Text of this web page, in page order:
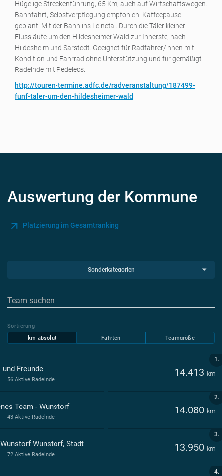
Hügelige Streckenführung, 65 Km, auch auf Wirtschaftswegen.
Bahnfahrt, Selbstverpflegung empfohlen. Kaffeepause
geplant. Mit der Bahn ins Leinetal. Durch die Täler kleiner
Flussläufe um den Hildesheimer Wald zur Innerste, nach
Hildesheim und Sarstedt. Geeignet für Radfahrer/innen mit
Kondition und Fahrrad ohne Unterstützung und für gemäßigt
Radelnde mit Pedelecs.
http://touren-termine.adfc.de/radveranstaltung/187499-
funf-taler-um-den-hildesheimer-wald
Auswertung der Kommune
Platzierung im Gesamtranking
Sonderkategorien
Sortierung
km absolut
Fahrten Teamgröße
1.
und Freunde 14.413 km
56 Aktive Radelnde
2.
Team - Wunstorf 14.080 km
43 Aktive Radelnde
3.
Wunstorf, Stadt 13.950 km
72 Aktive Radelnde
4.